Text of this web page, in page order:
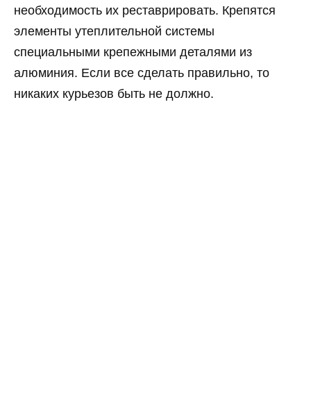
необходимость их реставрировать. Крепятся
элементы утеплительной системы
специальными крепежными деталями из
алюминия. Если все сделать правильно, то
никаких курьезов быть не должно.